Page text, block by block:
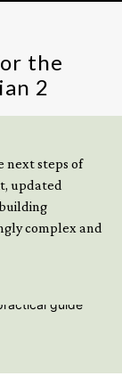
the
2
next steps of
updated
complex and